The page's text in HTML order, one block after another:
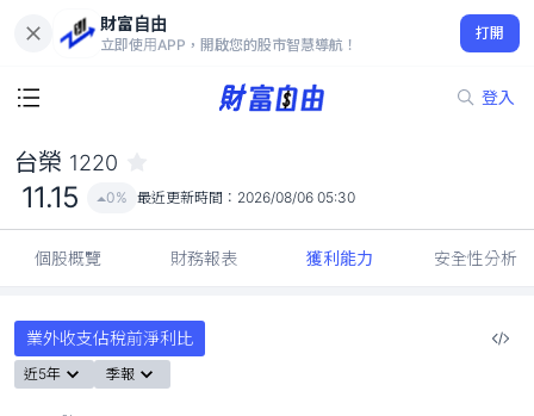
財富自由
立即使用APP，開啟您的股市智慧導航！
打開
登入
11.15
0%
台榮 1220
11.15 0% 最近更新時間： 2026/08/06 05:30
個股概覽 財務報表 獲利能力 安全性分析
業外收支佔稅前淨利比
近5年 季報